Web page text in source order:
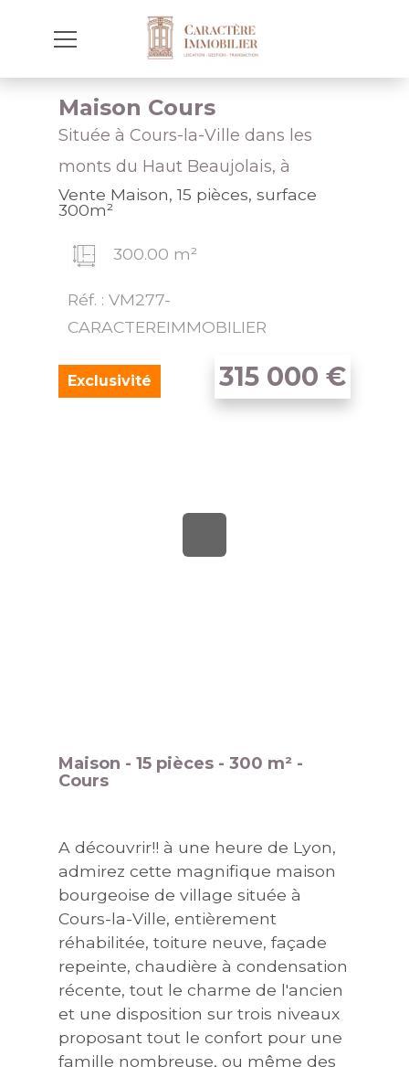
Maison Cours
Située à Cours-la-Ville dans les
monts du Haut Beaujolais, à
Vente Maison, 15 pièces, surface
300m²
300.00 m²
Réf. : VM277-
CARACTEREIMMOBILIER
315 000 €
Exclusivité
Maison - 15 pièces - 300 m² -
Cours
A découvrir!! à une heure de Lyon,
admirez cette magnifique maison
bourgeoise de village située à
Cours-la-Ville, entièrement
réhabilitée, toiture neuve, façade
repeinte, chaudière à condensation
récente, tout le charme de l'ancien
et une disposition sur trois niveaux
proposant tout le confort pour une
famille nombreuse, ou même des